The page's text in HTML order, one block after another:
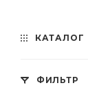
КАТАЛОГ
ФИЛЬТР